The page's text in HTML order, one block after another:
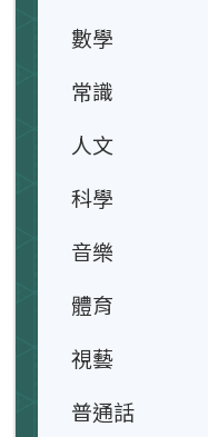
數學
常識
人文
科學
音樂
體育
視藝
普通話